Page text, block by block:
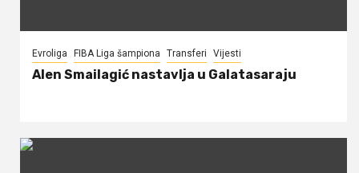
Evroliga FIBA Liga šampiona Transferi Vijesti
Alen Smailagić nastavlja u Galatasaraju